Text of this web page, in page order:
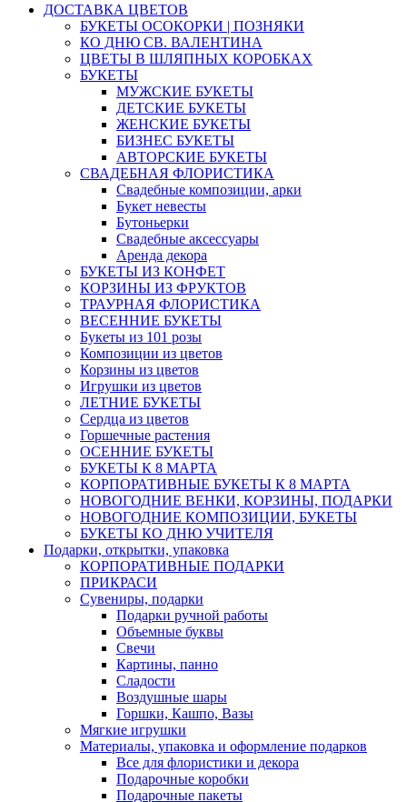
ДОСТАВКА ЦВЕТОВ
БУКЕТЫ ОСОКОРКИ | ПОЗНЯКИ
КО ДНЮ СВ. ВАЛЕНТИНА
ЦВЕТЫ В ШЛЯПНЫХ КОРОБКАХ
БУКЕТЫ
МУЖСКИЕ БУКЕТЫ
ДЕТСКИЕ БУКЕТЫ
ЖЕНСКИЕ БУКЕТЫ
БИЗНЕС БУКЕТЫ
АВТОРСКИЕ БУКЕТЫ
СВАДЕБНАЯ ФЛОРИСТИКА
Свадебные композиции, арки
Букет невесты
Бутоньерки
Свадебные аксессуары
Аренда декора
БУКЕТЫ ИЗ КОНФЕТ
КОРЗИНЫ ИЗ ФРУКТОВ
ТРАУРНАЯ ФЛОРИСТИКА
ВЕСЕННИЕ БУКЕТЫ
Букеты из 101 розы
Композиции из цветов
Корзины из цветов
Игрушки из цветов
ЛЕТНИЕ БУКЕТЫ
Сердца из цветов
Горшечные растения
ОСЕННИЕ БУКЕТЫ
БУКЕТЫ К 8 МАРТА
КОРПОРАТИВНЫЕ БУКЕТЫ К 8 МАРТА
НОВОГОДНИЕ ВЕНКИ, КОРЗИНЫ, ПОДАРКИ
НОВОГОДНИЕ КОМПОЗИЦИИ, БУКЕТЫ
БУКЕТЫ КО ДНЮ УЧИТЕЛЯ
Подарки, открытки, упаковка
КОРПОРАТИВНЫЕ ПОДАРКИ
ПРИКРАСИ
Сувениры, подарки
Подарки ручной работы
Объемные буквы
Свечи
Картины, панно
Сладости
Воздушные шары
Горшки, Кашпо, Вазы
Мягкие игрушки
Материалы, упаковка и оформление подарков
Все для флористики и декора
Подарочные коробки
Подарочные пакеты